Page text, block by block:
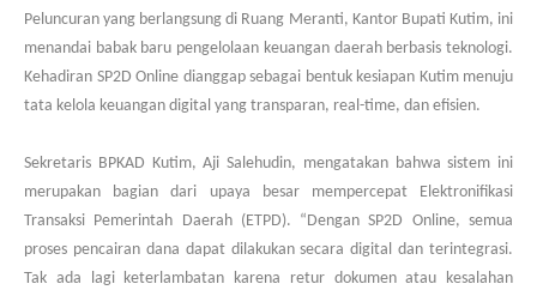
Peluncuran yang berlangsung di Ruang Meranti, Kantor Bupati Kutim, ini
menandai babak baru pengelolaan keuangan daerah berbasis teknologi.
Kehadiran SP2D Online dianggap sebagai bentuk kesiapan Kutim menuju
tata kelola keuangan digital yang transparan, real-time, dan efisien.
Sekretaris BPKAD Kutim, Aji Salehudin, mengatakan bahwa sistem ini
merupakan bagian dari upaya besar mempercepat Elektronifikasi
Transaksi Pemerintah Daerah (ETPD). “Dengan SP2D Online, semua
proses pencairan dana dapat dilakukan secara digital dan terintegrasi.
Tak ada lagi keterlambatan karena retur dokumen atau kesalahan